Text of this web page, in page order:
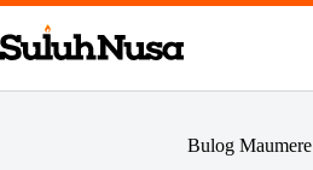
Skip
to
content
Bulog Maumere